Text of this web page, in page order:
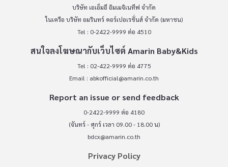
บริษัท เอเอ็มอี อิมเมจิเนทีฟ จำกัด
ในเครือ บริษัท อมรินทร์ คอร์เปอเรชั่นส์ จำกัด (มหาชน)
Tel : 0-2422-9999 ต่อ 4510
สนใจลงโฆษณากับเว็บไซต์ Amarin Baby&Kids
Tel : 02-422-9999 ต่อ 4775
Email : abkofficial@amarin.co.th
Report an issue or send feedback
0-2422-9999 ต่อ 4180
(จันทร์ - ศุกร์ เวลา 09.00 - 18.00 น)
bdcx@amarin.co.th
Privacy Policy